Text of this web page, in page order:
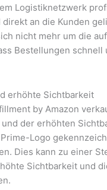
Logistiknetzwerk
an die Kunden
nicht mehr um die
Bestellungen
erhöhte Sichtbarkeit
by Amazon
der erhöhten
Logo
Dies kann zu einer
Sichtbarkeit und